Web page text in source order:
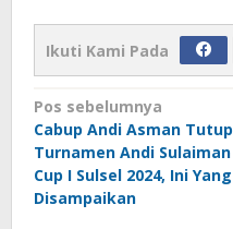
Ikuti Kami Pada
Navigasi
pos
Pos sebelumnya
Cabup Andi Asman Tutup
Turnamen Andi Sulaiman
Cup I Sulsel 2024, Ini Yang
Disampaikan